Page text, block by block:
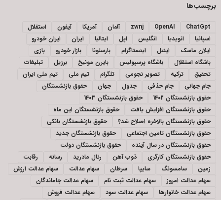
برچسب‌ها
ChatGpt
OpenAI
zwnj آلمان آمریکا آیفون
استقلال
اسپانیا
انویدیا انگلیس اپل ایتالیا ایران
ایران خودرو
ایلان ماسک
اینتل اینستاگرام بارسلونا بازار خودرو
بازی
باشگاه استقلال
باشگاه پرسپولیس بایرن مونیخ برزیل
تبلیغات
تحقیق
ترکیه تصویر نجومی تلگرام تیم ملی
تیم ملی ایران
جام جهانی
جام حذفی جدول جهان
حقوق بازنشستگان
حقوق بازنشستگان 1402
حقوق بازنشستگان 1403
حقوق بازنشستگان افزایش یافت
حقوق بازنشستگان این ماه
حقوق بازنشستگان بالاخره اصلاح شد؟
حقوق بازنشستگان بانکی
حقوق بازنشستگان تامین اجتماعی
حقوق بازنشستگان جدید
حقوق بازنشستگان در سال آینده
حقوق بازنشستگان دولت
حقوق بازنشستگان کارگری
ذوب آهن رئال مادرید رسانه
رقابت
زمین
سامسونگ سایپا سرطان سهام عدالت
سهام عدالت ارزش
سهام عدالت امروز
سهام عدالت ثبت نام
سهام عدالت جاماندگان
سهام عدالت خانوارها
سهام عدالت سود
سهام عدالت فروش